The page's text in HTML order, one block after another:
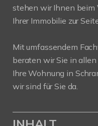
stehen wir Ihnen beim
Ihrer Immobilie zur
Mit umfassendem
beraten wir Sie in allen
Ihre Wohnung in
wir sind für Sie da.